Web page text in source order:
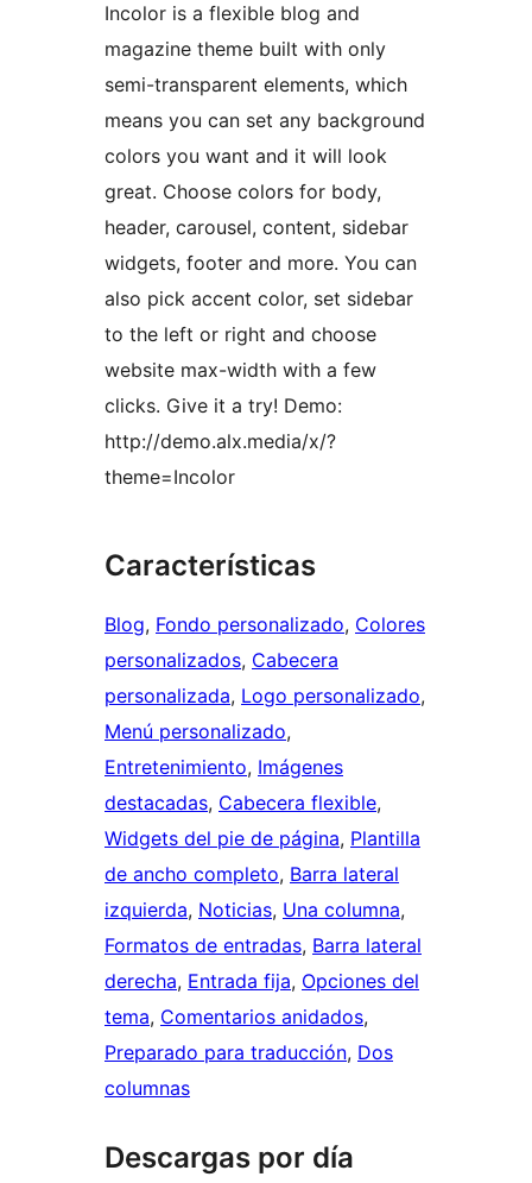
Incolor is a flexible blog and
magazine theme built with only
semi-transparent elements, which
means you can set any background
colors you want and it will look
great. Choose colors for body,
header, carousel, content, sidebar
widgets, footer and more. You can
also pick accent color, set sidebar
to the left or right and choose
website max-width with a few
clicks. Give it a try! Demo:
http://demo.alx.media/x/?
theme=Incolor
Características
Blog, Fondo personalizado, Colores
personalizados, Cabecera
personalizada, Logo personalizado
Menú personalizado
Entretenimiento, Imágenes
destacadas, Cabecera flexible
Widgets del pie de página, Plantilla
de ancho completo, Barra lateral
izquierda, Noticias, Una columna
Formatos de entradas, Barra lateral
derecha, Entrada fija, Opciones del
tema, Comentarios anidados
Preparado para traducción, Dos
columnas
Descargas por día